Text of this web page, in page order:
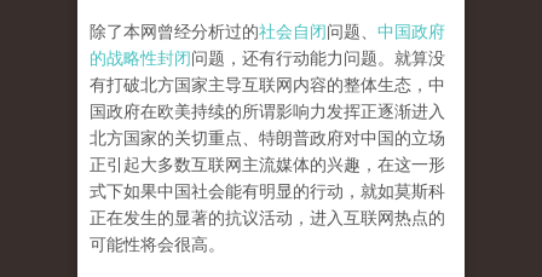
除了本网曾经分析过的社会自闭问题、 中国政府
的战略性封闭问题，还有行动能力问题。就算没
有打破北方国家主导互联网内容的整体生态，中
国政府在欧美持续的所谓影响力发挥正逐渐进入
北方国家的关切重点、特朗普政府对中国的立场
正引起大多数互联网主流媒体的兴趣，在这一形
式下如果中国社会能有明显的行动，就如莫斯科
正在发生的显著的抗议活动，进入互联网热点的
可能性将会很高。